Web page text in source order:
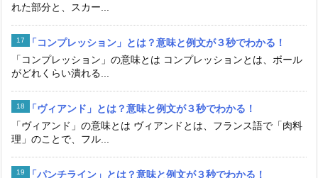
れた部分と、スカー...
「コンプレッション」とは？意味と例文が３秒でわかる！
「コンプレッション」の意味とは コンプレッションとは、ボール
がどれくらい潰れる...
「ヴィアンド」とは？意味と例文が３秒でわかる！
「ヴィアンド」の意味とは ヴィアンドとは、フランス語で「肉料
理」のことで、フル...
「パンチライン」とは？意味と例文が３秒でわかる！